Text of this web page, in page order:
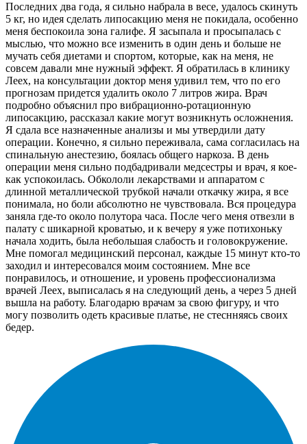
Последних два года, я сильно набрала в весе, удалось скинуть
5 кг, но идея сделать липосакцию меня не покидала, особенно
меня беспокоила зона галифе. Я засыпала и просыпалась с
мыслью, что можно все изменить в один день и больше не
мучать себя диетами и спортом, которые, как на меня, не
совсем давали мне нужный эффект. Я обратилась в клинику
Леех, на консультации доктор меня удивил тем, что по его
прогнозам придется удалить около 7 литров жира. Врач
подробно объяснил про вибрационно-ротационную
липосакцию, рассказал какие могут возникнуть осложнения.
Я сдала все назначенные анализы и мы утвердили дату
операции. Конечно, я сильно переживала, сама согласилась на
спинальную анестезию, боялась общего наркоза. В день
операции меня сильно подбадривали медсестры и врач, я кое-
как успокоилась. Обкололи лекарствами и аппаратом с
длинной металлической трубкой начали откачку жира, я все
понимала, но боли абсолютно не чувствовала. Вся процедура
заняла где-то около полутора часа. После чего меня отвезли в
палату с шикарной кроватью, и к вечеру я уже потихоньку
начала ходить, была небольшая слабость и головокружение.
Мне помогал медицинский персонал, каждые 15 минут кто-то
заходил и интересовался моим состоянием. Мне все
понравилось, и отношение, и уровень профессионализма
врачей Леех, выписалась я на следующий день, а через 5 дней
вышла на работу. Благодарю врачам за свою фигуру, и что
могу позволить одеть красивые платье, не стеснняясь своих
бедер.